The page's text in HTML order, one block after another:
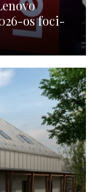
os foci-